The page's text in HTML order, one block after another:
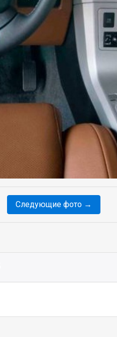
Следующие фото →